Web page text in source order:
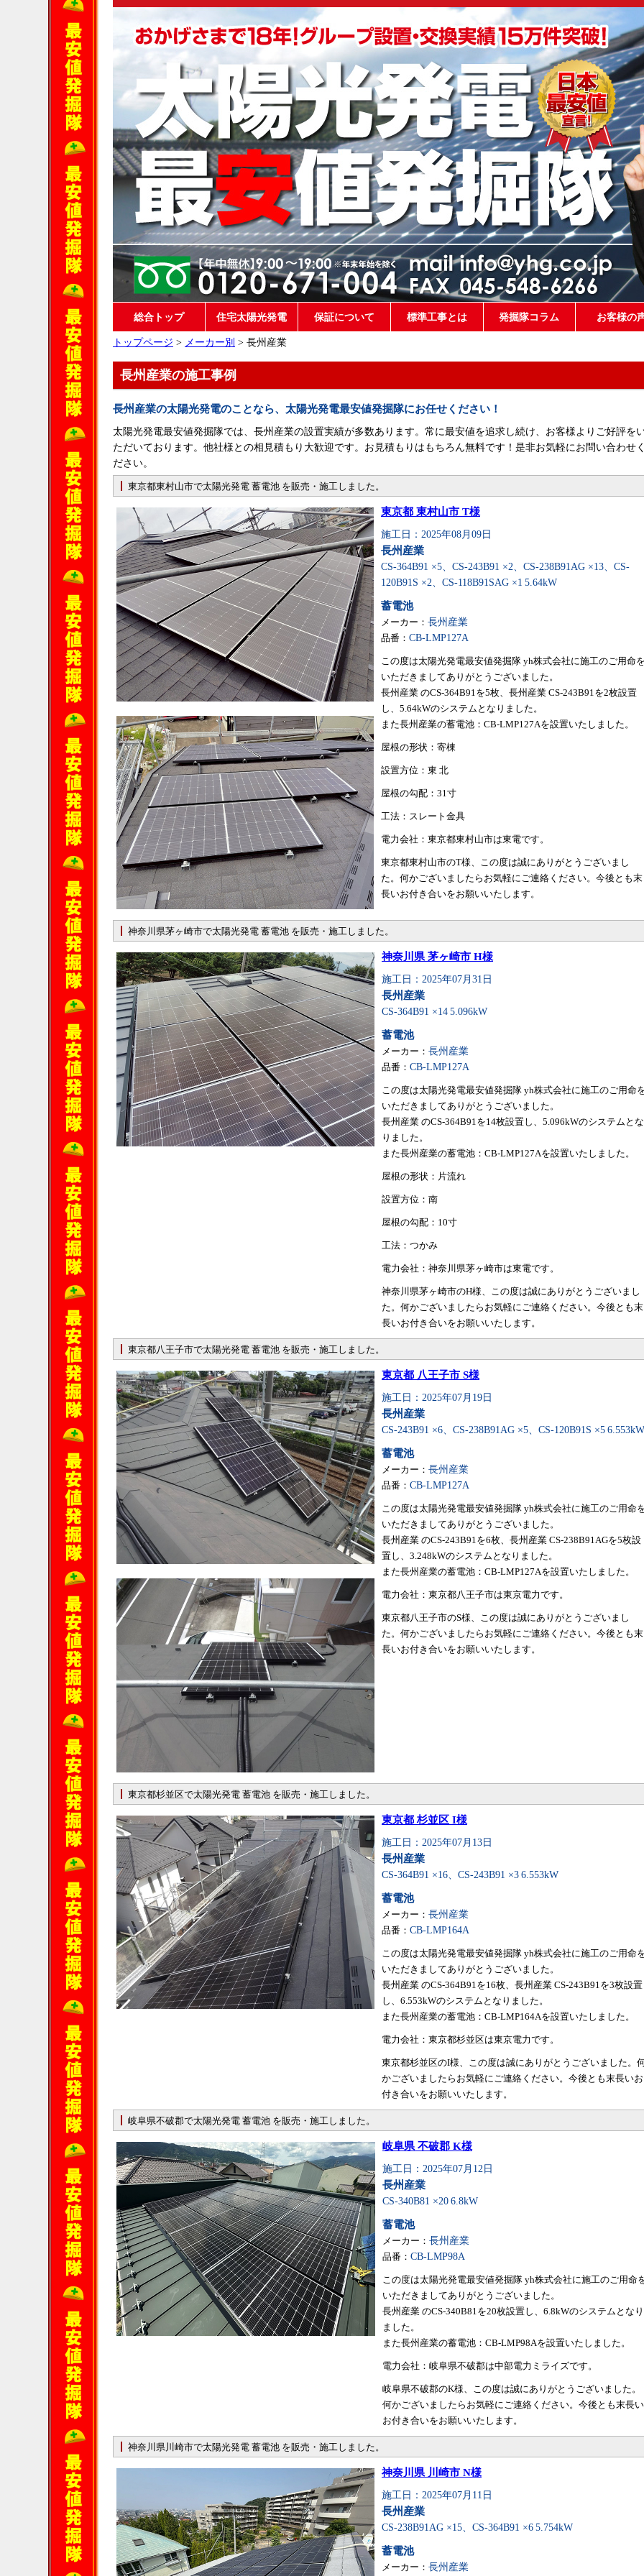
総合トップ 住宅太陽光発電 保証について 標準工事とは 発掘隊コラム お客様の
トップページ > メーカー別 > 長州産業
長州産業の施工事例
長州産業の太陽光発電のことなら、太陽光発電最安値発掘隊にお任せください！
太陽光発電最安値発掘隊では、長州産業の設置実績が多数あります。常に最安値を追求し続け、お客様よりご好評を
ただいております。他社様との相見積もり大歓迎です。お見積もりはもちろん無料です！是非お気軽にお問い合わせ
ださい。
東京都東村山市で太陽光発電 蓄電池 を販売・施工しました。
東京都 東村山市 T様
施工日：2025年08月09日
長州産業
CS-364B91 ×5、CS-243B91 ×2、CS-238B91AG ×13、CS-
120B91S ×2、CS-118B91SAG ×1 5.64kW
蓄電池
メーカー： 長州産業
品番： CB-LMP127A
この度は太陽光発電最安値発掘隊 yh株式会社に施工のご用命
いただきましてありがとうございました。
長州産業 のCS-364B91を5枚、長州産業 CS-243B91を2枚設置
し、5.64kWのシステムとなりました。
また長州産業の蓄電池：CB-LMP127Aを設置いたしました。
屋根の形状：寄棟
設置方位：東 北
屋根の勾配：31寸
工法：スレート金具
電力会社：東京都東村山市は東電です。
東京都東村山市のT様、この度は誠にありがとうございまし
た。何かございましたらお気軽にご連絡ください。今後とも末
長いお付き合いをお願いいたします。
神奈川県茅ヶ崎市で太陽光発電 蓄電池 を販売・施工しました。
神奈川県 茅ヶ崎市 H様
施工日：2025年07月31日
長州産業
CS-364B91 ×14 5.096kW
蓄電池
メーカー： 長州産業
品番： CB-LMP127A
この度は太陽光発電最安値発掘隊 yh株式会社に施工のご用命
いただきましてありがとうございました。
長州産業 のCS-364B91を14枚設置し、5.096kWのシステムとな
りました。
また長州産業の蓄電池：CB-LMP127Aを設置いたしました。
屋根の形状：片流れ
設置方位：南
屋根の勾配：10寸
工法：つかみ
電力会社：神奈川県茅ヶ崎市は東電です。
神奈川県茅ヶ崎市のH様、この度は誠にありがとうございまし
た。何かございましたらお気軽にご連絡ください。今後とも末
長いお付き合いをお願いいたします。
東京都八王子市で太陽光発電 蓄電池 を販売・施工しました。
東京都 八王子市 S様
施工日：2025年07月19日
長州産業
CS-243B91 ×6、CS-238B91AG ×5、CS-120B91S ×5 6.553kW
蓄電池
メーカー： 長州産業
品番： CB-LMP127A
この度は太陽光発電最安値発掘隊 yh株式会社に施工のご用命
いただきましてありがとうございました。
長州産業 のCS-243B91を6枚、長州産業 CS-238B91AGを5枚設
置し、3.248kWのシステムとなりました。
また長州産業の蓄電池：CB-LMP127Aを設置いたしました。
電力会社：東京都八王子市は東京電力です。
東京都八王子市のS様、この度は誠にありがとうございまし
た。何かございましたらお気軽にご連絡ください。今後とも末
長いお付き合いをお願いいたします。
東京都杉並区で太陽光発電 蓄電池 を販売・施工しました。
東京都 杉並区 I様
施工日：2025年07月13日
長州産業
CS-364B91 ×16、CS-243B91 ×3 6.553kW
蓄電池
メーカー： 長州産業
品番： CB-LMP164A
この度は太陽光発電最安値発掘隊 yh株式会社に施工のご用命
いただきましてありがとうございました。
長州産業 のCS-364B91を16枚、長州産業 CS-243B91を3枚設置
し、6.553kWのシステムとなりました。
また長州産業の蓄電池：CB-LMP164Aを設置いたしました。
電力会社：東京都杉並区は東京電力です。
東京都杉並区のI様、この度は誠にありがとうございました。
かございましたらお気軽にご連絡ください。今後とも末長いお
付き合いをお願いいたします。
岐阜県不破郡で太陽光発電 蓄電池 を販売・施工しました。
岐阜県 不破郡 K様
施工日：2025年07月12日
長州産業
CS-340B81 ×20 6.8kW
蓄電池
メーカー： 長州産業
品番： CB-LMP98A
この度は太陽光発電最安値発掘隊 yh株式会社に施工のご用命
いただきましてありがとうございました。
長州産業 のCS-340B81を20枚設置し、6.8kWのシステムとなり
ました。
また長州産業の蓄電池：CB-LMP98Aを設置いたしました。
電力会社：岐阜県不破郡は中部電力ミライズです。
岐阜県不破郡のK様、この度は誠にありがとうございました。
何かございましたらお気軽にご連絡ください。今後とも末長い
お付き合いをお願いいたします。
神奈川県川崎市で太陽光発電 蓄電池 を販売・施工しました。
神奈川県 川崎市 N様
施工日：2025年07月11日
長州産業
CS-238B91AG ×15、CS-364B91 ×6 5.754kW
蓄電池
メーカー： 長州産業